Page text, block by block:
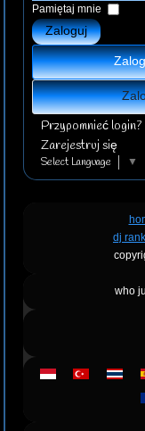
Pamiętaj mnie
Zaloguj
Przypomnieć login?
Zarejestruj się
Select Language ▼
dj
who